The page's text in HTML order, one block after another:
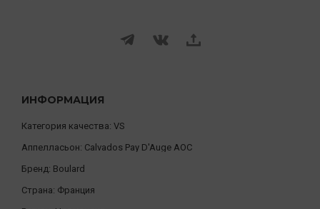
ИНФОРМАЦИЯ
Категория качества: VS
Аппелласьон: Calvados Pay D'Auge AOC
Бренд: Boulard
Страна: Франция